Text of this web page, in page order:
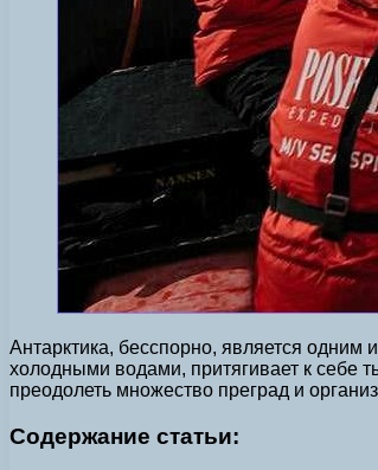
Антарктика, бесспорно, является
холодными водами, притягивает к себе
преодолеть множество преград и
Содержание статьи: